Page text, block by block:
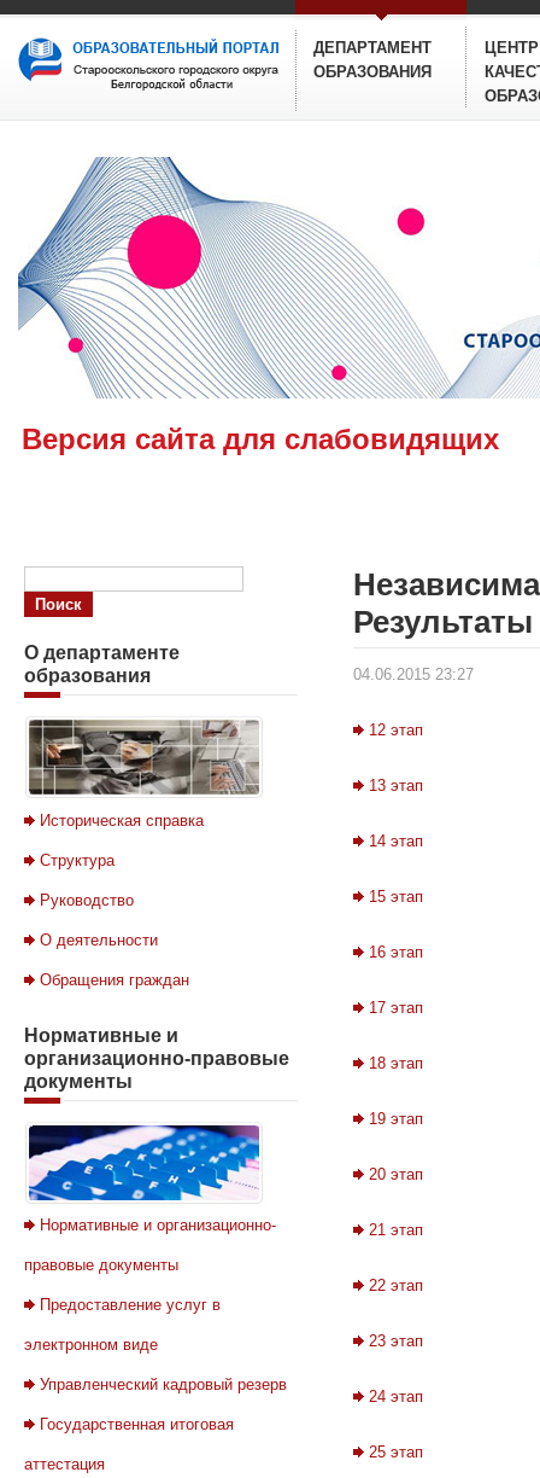
ДЕПАРТАМЕНТ
ОБРАЗОВАНИЯ
Версия сайта для слабовидящих
04.06.2015 23:27
12 этап
13 этап
14 этап
15 этап
16 этап
17 этап
18 этап
19 этап
20 этап
21 этап
22 этап
23 этап
24 этап
25 этап
О департаменте
образования
Историческая справка
Структура
Руководство
О деятельности
Обращения граждан
Нормативные и
организационно-правовые
документы
Нормативные и организационно-
правовые документы
Предоставление услуг в
электронном виде
Управленческий кадровый резерв
Государственная итоговая
аттестация